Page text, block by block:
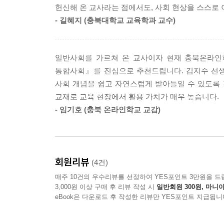
‘4부. 우리가 사는 공간은 어떻게 바뀌고 있을까
배송, 농업 변화 등 빠르게 변하는 사회 환경을 다
있게 세상을 바라보는 글로벌 감수성을 기를 수 있
‘진로119’에서는 도시계획가, 사회단체 활동
소개한다. 통합사회를 통해 세상을 보는 힘을 키
■ 1일 1주제, 9분 공부 습관 - 50일 완성
매일 한 가지 주제를 이야기처럼 읽으며 ‘왜 배
쌓이게 된다.
헌신해 온 교사라는 점에서도, 사회 현상을 스스
- 길혜지 (충북대학교 교육학과 교수)
일반사회를 가르쳐 온 교사이자 현재 충북온라
통합사회』를 진심으로 추천드립니다. 김지수
사회 개념을 쉽고 자연스럽게 받아들일 수 있도
교재로 교육 현장에서 활용 가치가 매우 높습니다.
- 임기호 (충북 온라인학교 교감)
회원리뷰 (4건)
매주 10건의 우수리뷰를 선정하여 YES포인트 3만원을 드
3,000원 이상 구매 후 리뷰 작성 시 일반회원 300원, 마니
eBook은 다운로드 후 작성한 리뷰만 YES포인트 지급됩니